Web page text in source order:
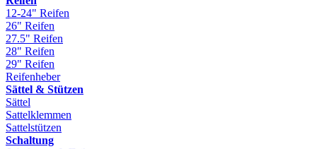
12-24" Reifen
26" Reifen
27.5" Reifen
28" Reifen
29" Reifen
Reifenheber
Sättel & Stützen
Sättel
Sattelklemmen
Sattelstützen
Schaltung